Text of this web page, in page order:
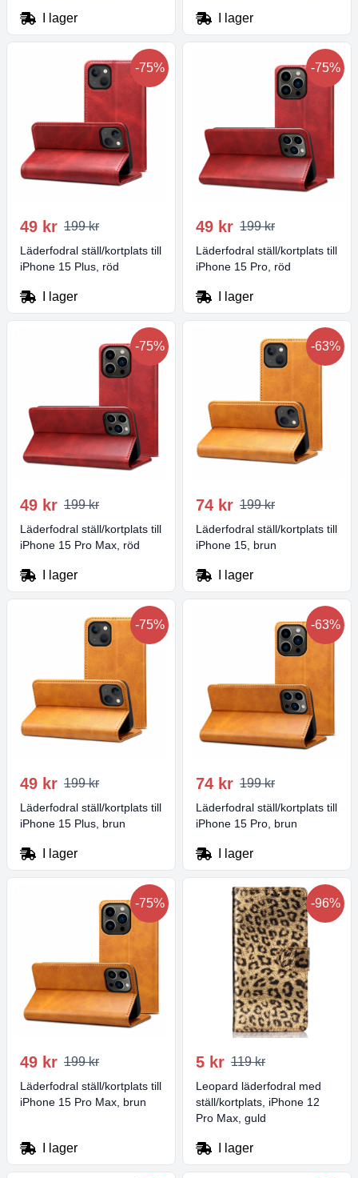
I lager I lager
-75%
49 kr 199 kr
Läderfodral ställ/kortplats till
iPhone 15 Plus, röd
I lager
-75%
49 kr 199 kr
Läderfodral ställ/kortplats till
iPhone 15 Pro, röd
I lager
-75%
49 kr 199 kr
Läderfodral ställ/kortplats till
iPhone 15 Pro Max, röd
I lager
-63%
74 kr 199 kr
Läderfodral ställ/kortplats till
iPhone 15, brun
I lager
-75%
49 kr 199 kr
Läderfodral ställ/kortplats till
iPhone 15 Plus, brun
I lager
-63%
74 kr 199 kr
Läderfodral ställ/kortplats till
iPhone 15 Pro, brun
I lager
-75%
49 kr 199 kr
Läderfodral ställ/kortplats till
iPhone 15 Pro Max, brun
I lager
-96%
5 kr 119 kr
Leopard läderfodral med
ställ/kortplats, iPhone 12
Pro Max, guld
I lager